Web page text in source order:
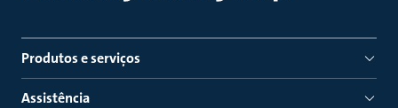
Produtos e serviços
Assistência